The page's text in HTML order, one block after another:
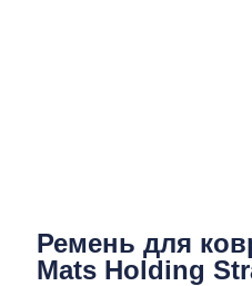
Ремень для
Mats Holding